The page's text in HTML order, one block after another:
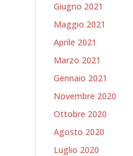
Giugno 2021
Maggio 2021
Aprile 2021
Marzo 2021
Gennaio 2021
Novembre 2020
Ottobre 2020
Agosto 2020
Luglio 2020